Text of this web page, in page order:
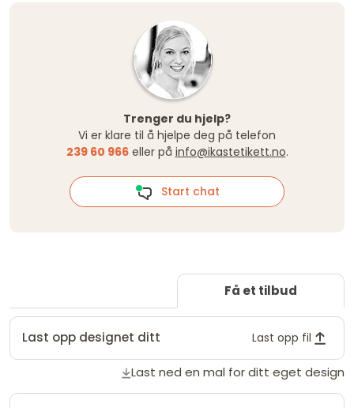
Trenger du hjelp?
Vi er klare til å hjelpe deg på telefon
239 60 966 eller på info@ikastetikett.no.
Start chat
Få et tilbud
Last opp designet ditt Last opp fil
Last ned en mal for ditt eget design